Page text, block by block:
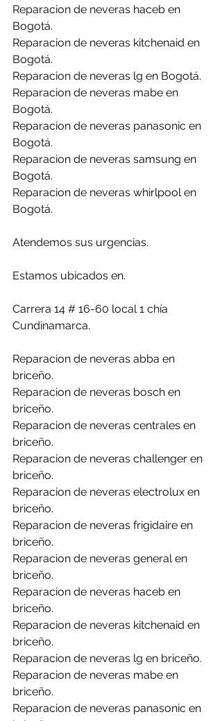
Reparacion de neveras haceb en
Bogotá.
Reparacion de neveras kitchenaid en
Bogotá.
Reparacion de neveras lg en Bogotá.
Reparacion de neveras mabe en
Bogotá.
Reparacion de neveras panasonic en
Bogotá.
Reparacion de neveras samsung en
Bogotá.
Reparacion de neveras whirlpool en
Bogotá.
Atendemos sus urgencias.
Estamos ubicados en.
Carrera 14 # 16-60 local 1 chía
Cundinamarca.
Reparacion de neveras abba en
briceño.
Reparacion de neveras bosch en
briceño.
Reparacion de neveras centrales en
briceño.
Reparacion de neveras challenger en
briceño.
Reparacion de neveras electrolux en
briceño.
Reparacion de neveras frigidaire en
briceño.
Reparacion de neveras general en
briceño.
Reparacion de neveras haceb en
briceño.
Reparacion de neveras kitchenaid en
briceño.
Reparacion de neveras lg en briceño.
Reparacion de neveras mabe en
briceño.
Reparacion de neveras panasonic en